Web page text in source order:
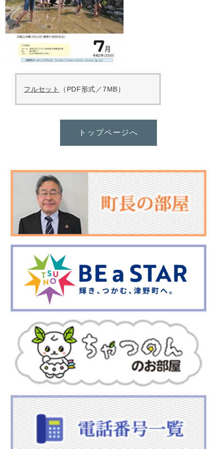
フルセット （PDF形式／7MB）
トップページへ